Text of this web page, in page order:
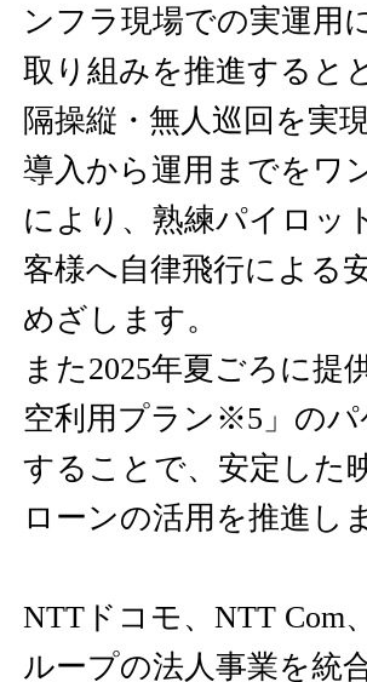
ンフラ現場での実運用
取り組みを推進すると
隔操縦・無人巡回を実
導入から運用までをワ
により、熟練パイロッ
客様へ自律飛行による
めざします。
また2025年夏ごろに提
空利用プラン※5」の
することで、安定した
ローンの活用を推進し
NTTドコモ、NTT Com
ループの法人事業を統